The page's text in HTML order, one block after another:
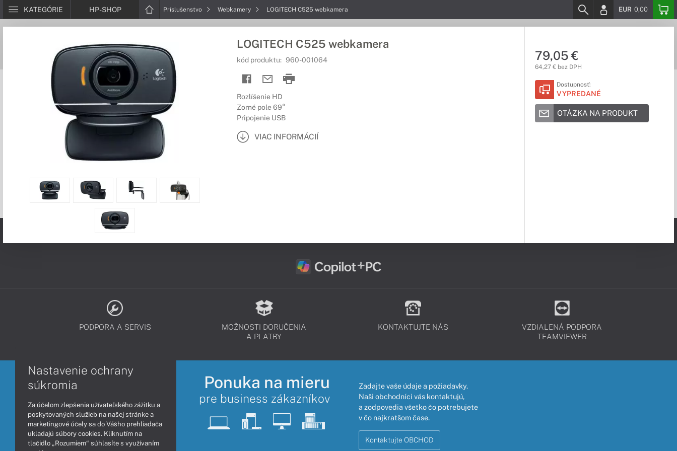
KATEGÓRIE HP-SHOP Príslušenstvo Webkamery LOGITECH C525 webkamera EUR 0,00
LOGITECH C525 webkamera
kód produktu: 960-001064
Rozlíšenie HD
Zorné pole 69°
Pripojenie USB
VIAC INFORMÁCIÍ
79,05 €
64,27 € bez DPH
Dostupnosť:
VYPREDANÉ
OTÁZKA NA PRODUKT
PODPORA A SERVIS
MOŽNOSTI DORUČENIA
A PLATBY
KONTAKTUJTE NÁS
VZDIALENÁ PODPORA
TEAMVIEWER
Ponuka na mieru
pre business zákazníkov
Zadajte vaše údaje a požiadavky.
Naši obchodníci vás kontaktujú,
a zodpovedia všetko čo potrebujete
v čo najkratšom čase.
Kontaktujte OBCHOD
Nastavenie ochrany
súkromia
Za účelom zlepšenia užívateľského zážitku a
poskytovaných služieb na našej stránke a
marketingové účely sa do Vášho prehliadača
ukladajú súbory cookies. Kliknutím na
tlačidlo „Rozumiem“ súhlasíte s využívaním